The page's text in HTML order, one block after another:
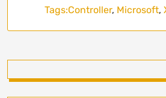
Tags:Controller, Microsoft,